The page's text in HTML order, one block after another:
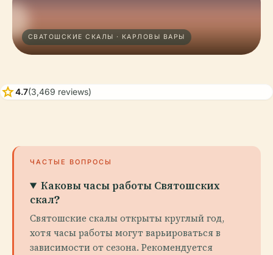
СВАТОШСКИЕ СКАЛЫ · КАРЛОВЫ ВАРЫ
star4.7(3,469 reviews)
ЧАСТЫЕ ВОПРОСЫ
Каковы часы работы Святошских
скал?
Святошские скалы открыты круглый год,
хотя часы работы могут варьироваться в
зависимости от сезона. Рекомендуется